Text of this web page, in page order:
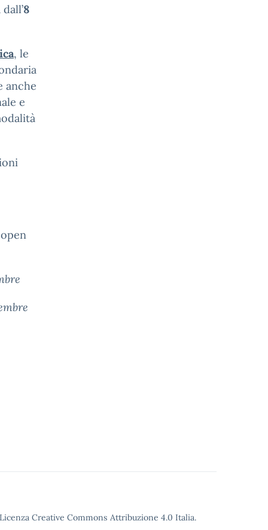
8
, le
anche
e
Creative Commons Attribuzione 4.0 Italia.